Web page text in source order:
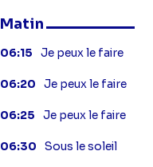
Matin
06:15 Je peux le faire
06:20 Je peux le faire
06:25 Je peux le faire
06:30 Sous le soleil